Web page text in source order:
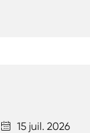
 15 juil. 2026